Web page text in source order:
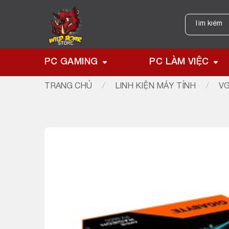
Tìm
kiếm:
PC GAMING PC LÀM VIỆC
TRANG CHỦ / LINH KIỆN MÁY TÍNH /